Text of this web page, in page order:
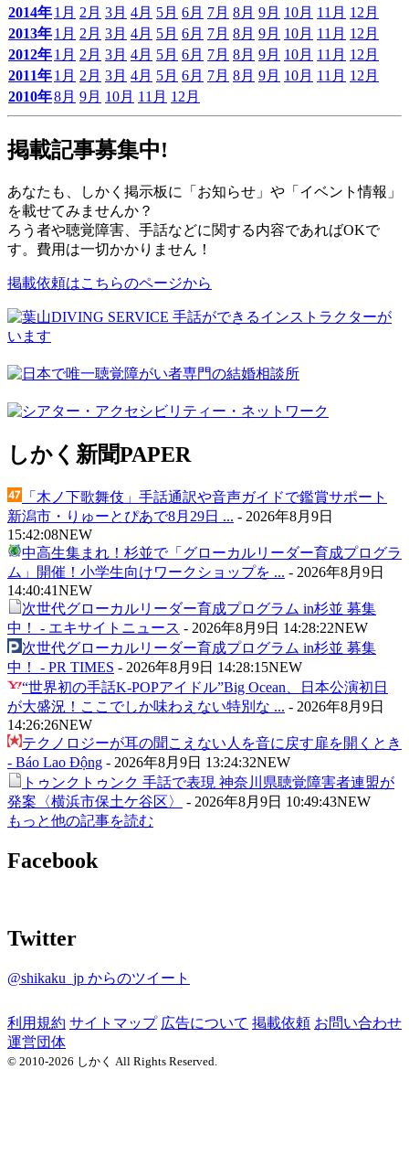
2014年1月 2月 3月 4月 5月 6月 7月 8月 9月 10月 11月 12月
2013年1月 2月 3月 4月 5月 6月 7月 8月 9月 10月 11月 12月
2012年1月 2月 3月 4月 5月 6月 7月 8月 9月 10月 11月 12月
2011年1月 2月 3月 4月 5月 6月 7月 8月 9月 10月 11月 12月
2010年8月 9月 10月 11月 12月
掲載記事募集中!
あなたも、しかく掲示板に「お知らせ」や「イベント情報」
を載せてみませんか？
ろう者や聴覚障害、手話などに関する内容であればOKで
す。費用は一切かかりません！
掲載依頼はこちらのページから
しかく新聞PAPER
「木ノ下歌舞伎」手話通訳や音声ガイドで鑑賞サポート
新潟市・りゅーとぴあで8月29日 ... - 2026年8月9日
15:42:08NEW
中高生集まれ！杉並で「グローカルリーダー育成プログラ
ム」開催！小学生向けワークショップを ... - 2026年8月9日
14:40:41NEW
次世代グローカルリーダー育成プログラム in杉並 募集
中！ - エキサイトニュース - 2026年8月9日 14:28:22NEW
次世代グローカルリーダー育成プログラム in杉並 募集
中！ - PR TIMES - 2026年8月9日 14:28:15NEW
“世界初の手話K-POPアイドル”Big Ocean、日本公演初日
が大盛況！ここでしか味わえない特別な ... - 2026年8月9日
14:26:26NEW
テクノロジーが耳の聞こえない人を音に戻す扉を開くとき
- Báo Lao Động - 2026年8月9日 13:24:32NEW
トゥンクトゥンク 手話で表現 神奈川県聴覚障害者連盟が
発案〈横浜市保土ケ谷区〉
- 2026年8月9日 10:49:43NEW
もっと他の記事を読む
Facebook
Twitter
@shikaku_jp からのツイート
利用規約 サイトマップ 広告について 掲載依頼 お問い合わせ
運営団体
© 2010-2026 しかく All Rights Reserved.